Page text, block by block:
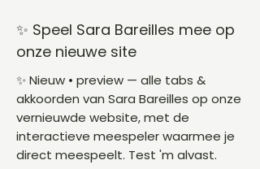
✨ Speel Sara Bareilles mee op
onze nieuwe site
✨ Nieuw • preview — alle tabs &
akkoorden van Sara Bareilles op onze
vernieuwde website, met de
interactieve meespeler waarmee je
direct meespeelt. Test 'm alvast.